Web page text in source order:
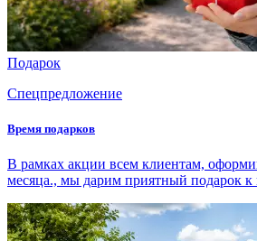
Подарок
Спецпредложение
Время подарков
В рамках акции всем клиентам,
месяца., мы дарим приятный подарок к